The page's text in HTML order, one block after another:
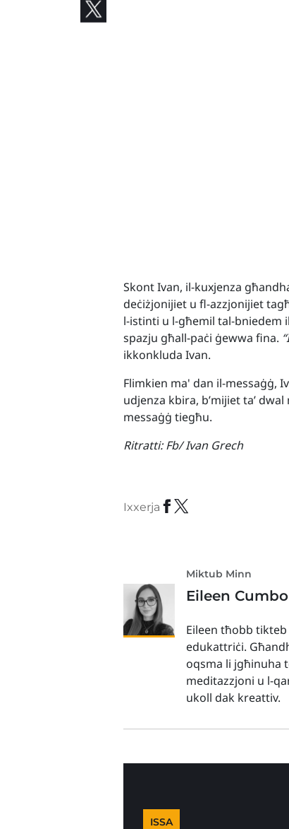
Skont Ivan, il-kuxjenza
deċiżjonijiet u fl-azzjonijiet
l-istinti u l-għemil tal-bniedem
spazju għall-paċi ġewwa fina.
ikkonkluda Ivan.
Flimkien ma' dan il-messaġġ,
udjenza kbira, b’mijiet ta’
messaġġ tiegħu.
Ritratti: Fb/ Ivan Grech
Ixxerja
Miktub Minn
Eileen
Eileen tħobb
edukattriċi.
oqsma li jgħinuha
meditazzjoni u l-
ukoll dak kreattiv.
ISSA